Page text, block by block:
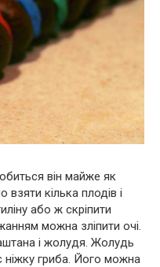
він майже як
взяти кілька плодів і
або ж скріпити
можна зліпити очі.
і жолудя. Жолудь
гриба. Його можна